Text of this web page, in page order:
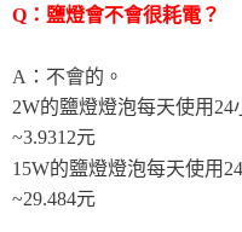
Q：鹽燈會不會很耗電？
A：不會的。
2W的鹽燈燈泡每天使用24
~3.9312元
15W的鹽燈燈泡每天使用
~29.484元